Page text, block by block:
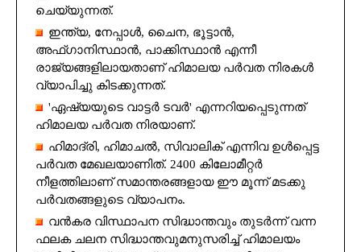
ചെയ്യുന്നത്.
ഇന്ത്യ, നേപ്പാൾ, ചൈന, ഭൂട്ടാൻ,
അഫ്ഗാനിസ്ഥാൻ, പാക്കിസ്ഥാൻ എന്നീ
രാജ്യങ്ങളിലായതാണ് ഹിമാലയ പർവത നിരകൾ
വ്യാപിച്ചു കിടക്കുന്നത്.
'ഏഷ്യയുടെ വാട്ടർ ടവർ' എന്നറിയപ്പെടുന്നത്
ഹിമാലയ പർവത നിരയാണ്.
ഹിമാദ്രി, ഹിമാചൽ, സിവാലിക് എന്നിവ ഉൾപ്പെട്ട
പർവത മേഖലയാണിത്. 2400 കിലോമീറ്റർ
നീളത്തിലാണ് സമാന്തരങ്ങളായ ഈ മൂന്ന് മടക്കു
പർവതങ്ങളുടെ വ്യാപനം.
വൻകര വിസ്ഥാപന സിദ്ധാന്തവും തുടർന്ന് വന്ന
ഫലക ചലന സിദ്ധാന്തവുമനുസരിച്ച് ഹിമാലയം